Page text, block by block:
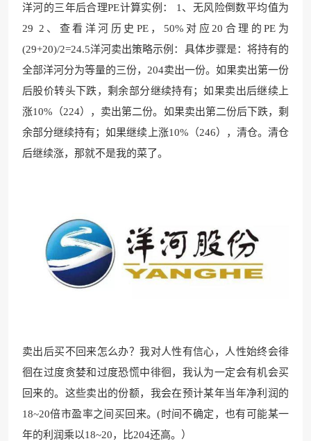
洋河的三年后合理PE计算实例： 1、无风险倒数平均值为
29 2、查看洋河历史PE，50%对应20合理的PE为
(29+20)/2=24.5洋河卖出策略示例：具体步骤是：将持有的
全部洋河分为等量的三份，204卖出一份。如果卖出第一份
后股价转头下跌，剩余部分继续持有；如果卖出后继续上
涨10%（224），卖出第二份。如果卖出第二份后下跌，剩
余部分继续持有；如果继续上涨10%（246），清仓。清仓
后继续涨，那就不是我的菜了。
卖出后买不回来怎么办？我对人性有信心，人性始终会徘
徊在过度贪婪和过度恐慌中徘徊，我认为一定会有机会买
回来的。这些卖出的份额，我会在预计某年当年净利润的
18~20倍市盈率之间买回来。(时间不确定，也有可能某一
年的利润乘以18~20，比204还高。）